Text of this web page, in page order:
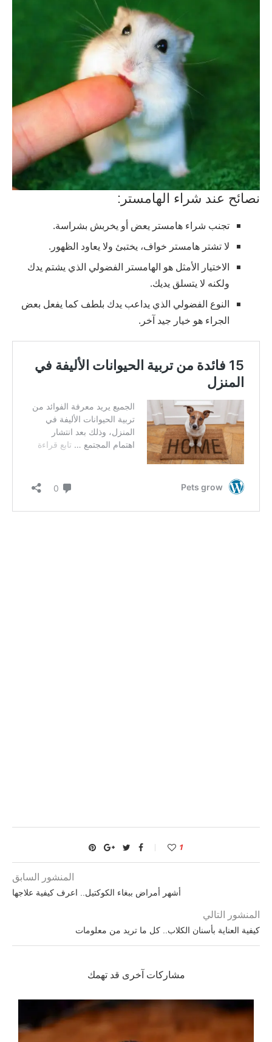
نصائح عند شراء الهامستر:
تجنب شراء هامستر يعض أو يخربش بشراسة.
لا تشتر هامستر خواف، يختبئ ولا يعاود الظهور.
الاختيار الأمثل هو الهامستر الفضولي الذي يشتم يدك
ولكنه لا يتسلق يديك.
النوع الفضولي الذي يداعب يدك بلطف كما يفعل بعض
الجراء هو خيار جيد آخر.
1
المنشور السابق
أشهر أمراض ببغاء الكوكتيل.. اعرف كيفية علاجها
المنشور التالي
كيفية العناية بأسنان الكلاب.. كل ما تريد من معلومات
مشاركات آخرى قد تهمك